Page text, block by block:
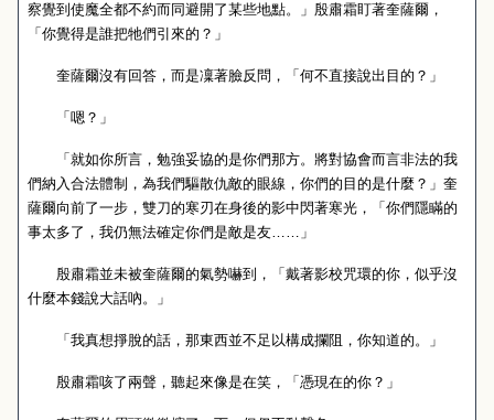
察覺到使魔全都不約而同避開了某些地點。」殷肅霜盯著奎薩爾，
「你覺得是誰把牠們引來的？」
奎薩爾沒有回答，而是凜著臉反問，「何不直接說出目的？」
「嗯？」
「就如你所言，勉強妥協的是你們那方。將對協會而言非法的我
們納入合法體制，為我們驅散仇敵的眼線，你們的目的是什麼？」奎
薩爾向前了一步，雙刀的寒刃在身後的影中閃著寒光，「你們隱瞞的
事太多了，我仍無法確定你們是敵是友……」
殷肅霜並未被奎薩爾的氣勢嚇到，「戴著影校咒環的你，似乎沒
什麼本錢說大話吶。」
「我真想掙脫的話，那東西並不足以構成攔阻，你知道的。」
殷肅霜咳了兩聲，聽起來像是在笑，「憑現在的你？」